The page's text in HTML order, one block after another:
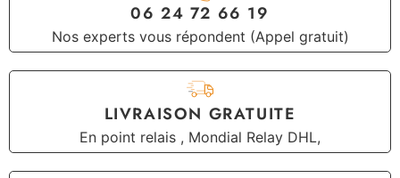
06 24 72 66 19
Nos experts vous répondent (Appel gratuit)
LIVRAISON GRATUITE
En point relais , Mondial Relay DHL,